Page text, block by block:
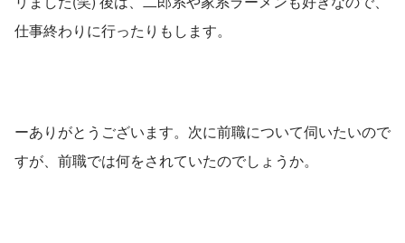
仕事終わりに行ったりもします。
ーありがとうございます。次に前職について伺いたいので
すが、前職では何をされていたのでしょうか。